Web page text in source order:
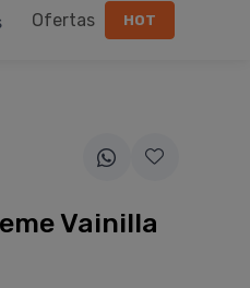
Ofertas HOT
Vainilla